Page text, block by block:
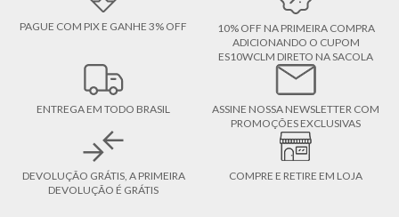
PAGUE COM PIX E GANHE 3% OFF
10% OFF NA PRIMEIRA COMPRA
ADICIONANDO O CUPOM
ES10WCLM DIRETO NA SACOLA
ENTREGA EM TODO BRASIL
ASSINE NOSSA NEWSLETTER COM
PROMOÇÕES EXCLUSIVAS
DEVOLUÇÃO GRÁTIS, A PRIMEIRA
DEVOLUÇÃO É GRÁTIS
COMPRE E RETIRE EM LOJA